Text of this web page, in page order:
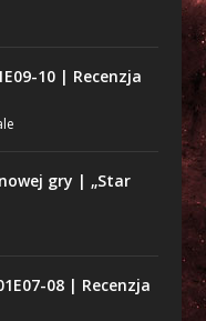
10 | Recenzja
gry | „Star
08 | Recenzja